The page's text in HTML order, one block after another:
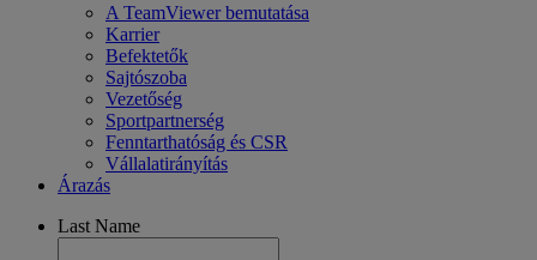
A TeamViewer bemutatása
Karrier
Befektetők
Sajtószoba
Vezetőség
Sportpartnerség
Fenntarthatóság és CSR
Vállalatirányítás
Árazás
Last Name